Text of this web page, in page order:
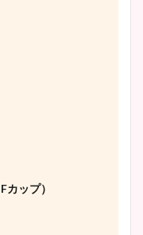
ップ）